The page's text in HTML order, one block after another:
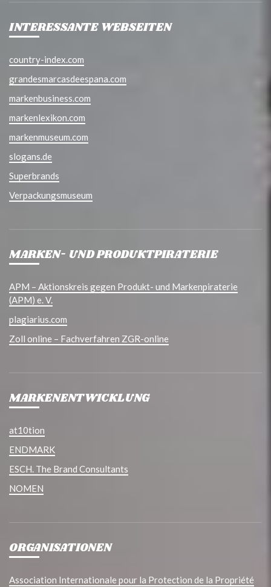
INTERESSANTE WEBSEITEN
country-index.com
grandesmarcasdeespana.com
markenbusiness.com
markenlexikon.com
markenmuseum.com
slogans.de
Superbrands
Verpackungsmuseum
MARKEN- UND PRODUKTPIRATERIE
APM – Aktionskreis gegen Produkt- und Markenpiraterie
(APM) e. V.
plagiarius.com
Zoll online – Fachverfahren ZGR-online
MARKENENTWICKLUNG
at10tion
ENDMARK
ESCH. The Brand Consultants
NOMEN
ORGANISATIONEN
Association Internationale pour la Protection de la Propriété